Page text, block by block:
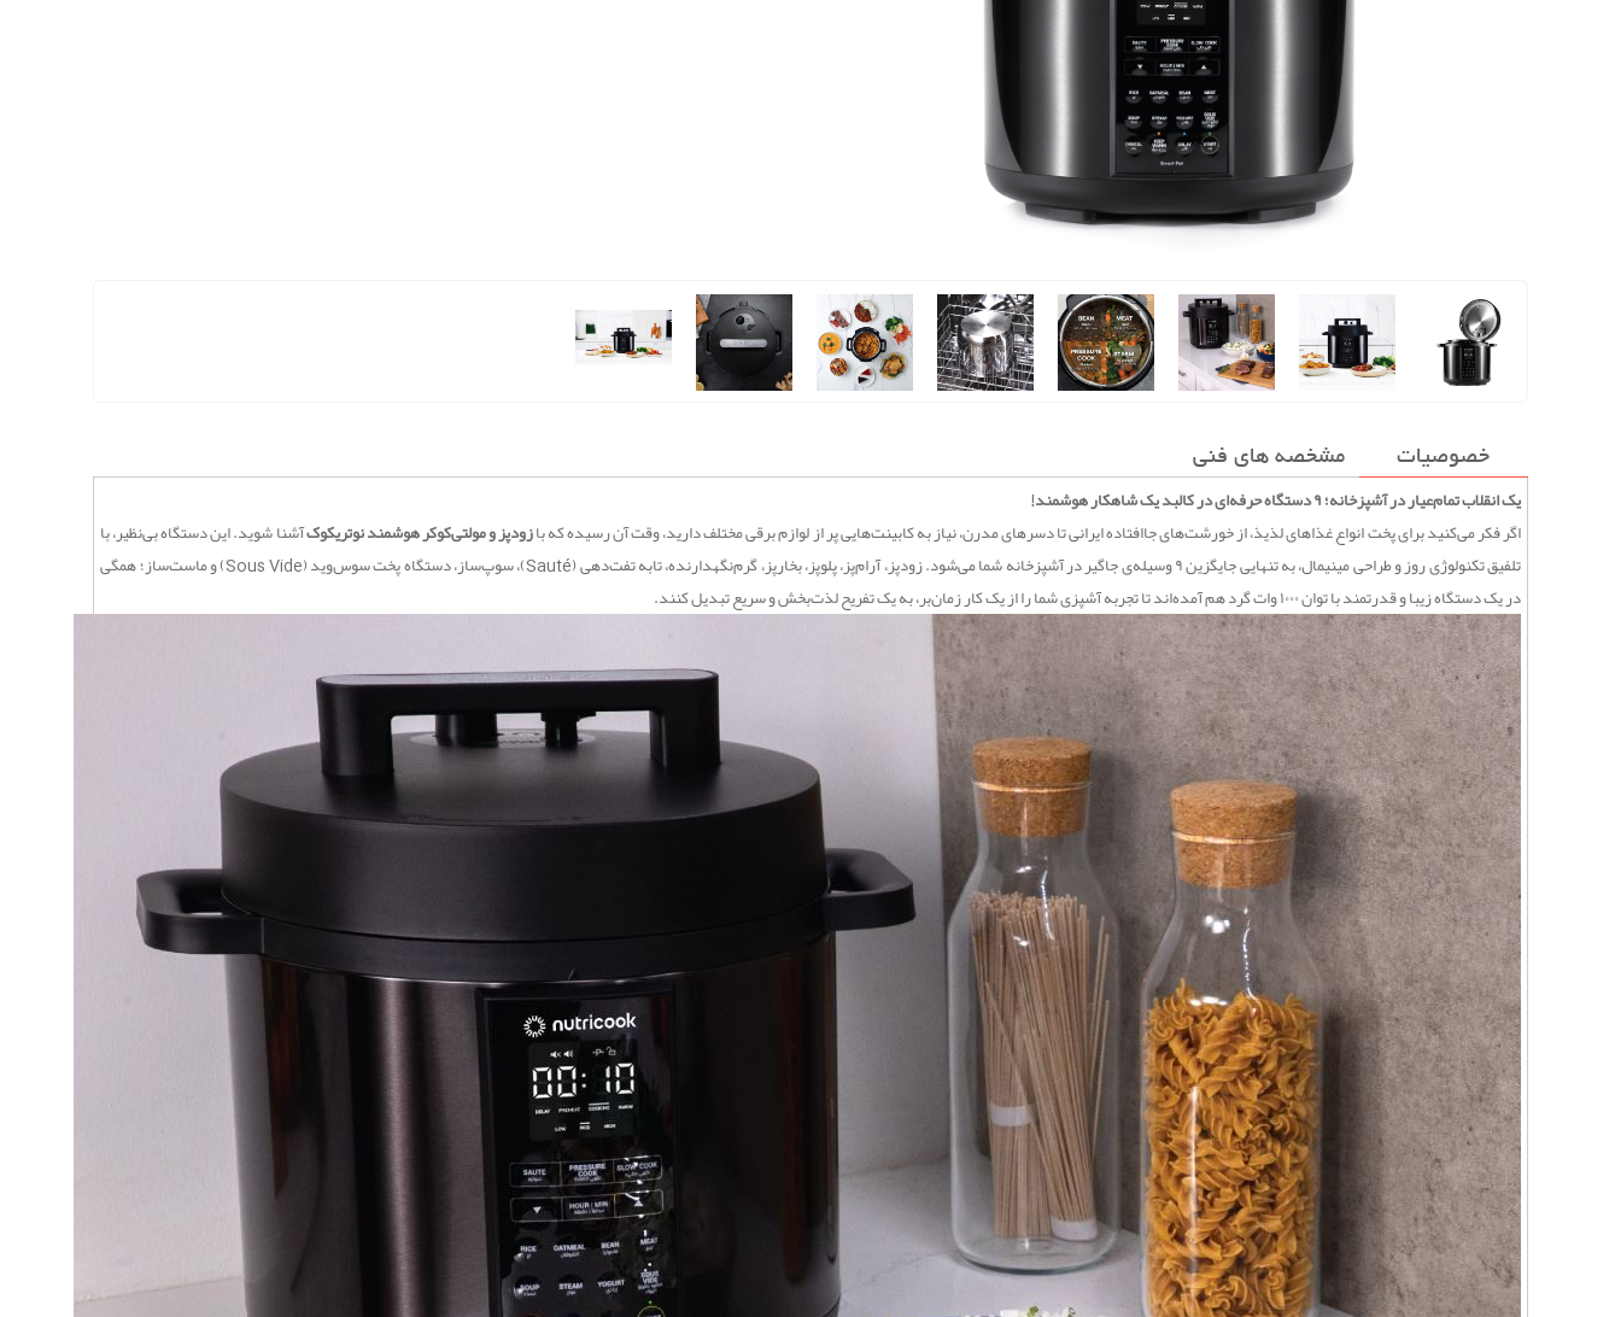
خصوصیات مشخصه های فنی
یک انقلاب تمام‌عیار در آشپزخانه؛ ۹ دستگاه حرفه‌ای در کالبد یک شاهکار هوشمند!
اگر فکر می‌کنید برای پخت انواع غذاهای لذیذ، از خورشت‌های جاافتاده ایرانی تا دسرهای مدرن، نیاز به کابینت‌هایی پر از لوازم برقی مختلف دارید، وقت آن رسیده که بازودپز و مولتی‌کوکر هوشمند نوتریکوکآشنا شوید. این دستگاه بی‌نظیر، با
تلفیق تکنولوژی روز و طراحی مینیمال، به تنهایی جایگزین ۹ وسیله‌ی جاگیر در آشپزخانه شما می‌شود. زودپز، آرام‌پز، پلوپز، بخارپز، گرم‌نگهدارنده، تابه تفت‌دهی (Sauté)، سوپ‌ساز، دستگاه پخت سوس‌وید (Sous Vide) و ماست‌ساز؛ همگی
در یک دستگاه زیبا و قدرتمند با توان ۱۰۰۰ وات گرد هم آمده‌اند تا تجربه آشپزی شما را از یک کار زمان‌بر، به یک تفریح لذت‌بخش و سریع تبدیل کنند.